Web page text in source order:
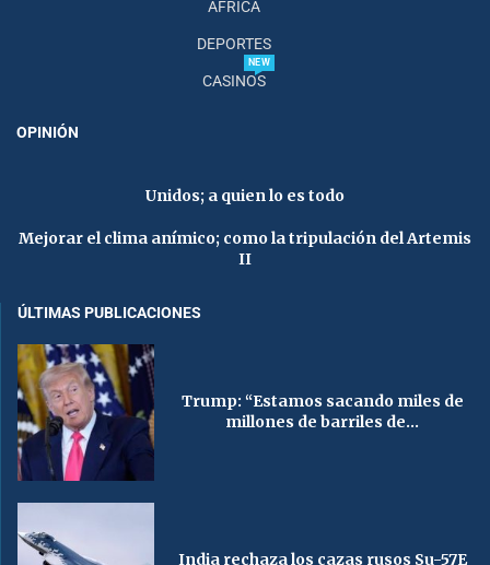
AFRICA
DEPORTES
CASINOS
NEW
OPINIÓN
Unidos; a quien lo es todo
Mejorar el clima anímico; como la tripulación del Artemis
II
ÚLTIMAS PUBLICACIONES
Trump: “Estamos sacando miles de
millones de barriles de...
India rechaza los cazas rusos Su-57E